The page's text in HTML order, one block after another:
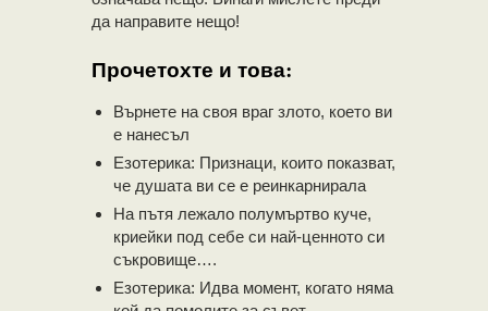
да направите нещо!
Прочетохте и това:
Върнете на своя враг злото, което ви
е нанесъл
Езотерика: Признаци, които показват,
че душата ви се е реинкарнирала
На пътя лежало полумъртво куче,
криейки под себе си най-ценното си
съкровище….
Езотерика: Идва момент, когато няма